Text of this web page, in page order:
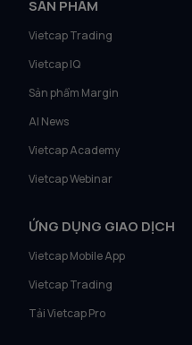
SẢN PHẨM
Vietcap Trading
Vietcap IQ
Sản phẩm Margin
AI News
Vietcap Academy
Vietcap Webinar
ỨNG DỤNG GIAO DỊCH
Vietcap Mobile App
Vietcap Trading
Tải Vietcap Pro